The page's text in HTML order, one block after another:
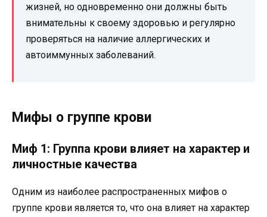
жизней, но одновременно они должны быть
внимательны к своему здоровью и регулярно
проверяться на наличие аллергических и
автоиммунных заболеваний.
Мифы о группе крови
Миф 1: Группа крови влияет на характер и
личностные качества
Одним из наиболее распространенных мифов о
группе крови является то, что она влияет на характер